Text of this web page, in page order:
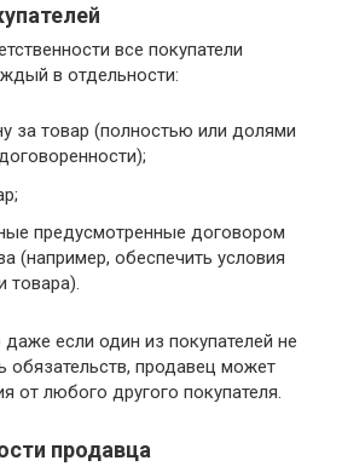
все покупатели
в отдельности:
за товар (полностью или долями
предусмотренные договором
(например, обеспечить условия
товара).
если один из покупателей не
обязательств, продавец может
от любого другого покупателя.
продавца